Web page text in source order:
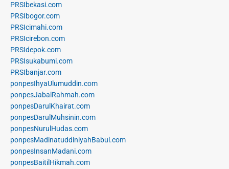
PRSIbekasi.com
PRSIbogor.com
PRSIcimahi.com
PRSIcirebon.com
PRSIdepok.com
PRSIsukabumi.com
PRSIbanjar.com
ponpesIhyaUlumuddin.com
ponpesJabalRahmah.com
ponpesDarulKhairat.com
ponpesDarulMuhsinin.com
ponpesNurulHudas.com
ponpesMadinatuddiniyahBabul.com
ponpesInsanMadani.com
ponpesBaitilHikmah.com